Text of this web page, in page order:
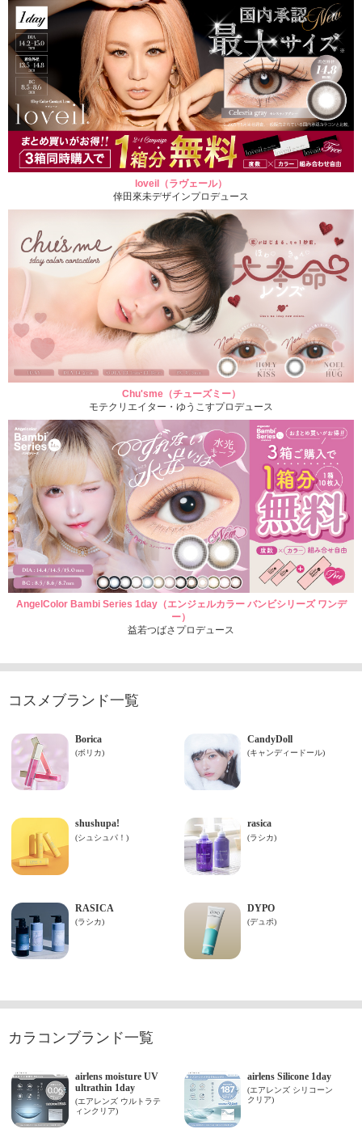
loveil（ラヴェール）
倖田來未デザインプロデュース
Chu'sme（チューズミー）
モテクリエイター・ゆうこすプロデュース
AngelColor Bambi Series 1day（エンジェルカラー バンビシリーズ ワンデ
ー）
益若つばさプロデュース
コスメブランド一覧
カラコンブランド一覧